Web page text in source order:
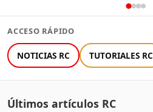
ACCESO RÁPIDO
NOTICIAS RC TUTORIALES RC
Últimos artículos RC